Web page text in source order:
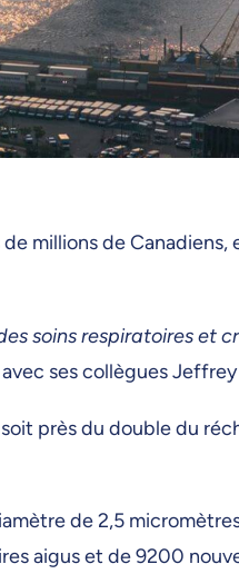
millions de Canadiens,
soins respiratoires et
ses collègues
près du double du
de 2,5
aigus et de 9200